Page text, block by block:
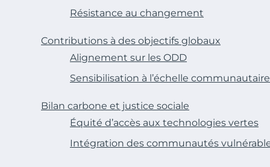
Résistance au changement
Contributions à des objectifs globaux
Alignement sur les ODD
Sensibilisation à l’échelle communautaire
Bilan carbone et justice sociale
Équité d’accès aux technologies vertes
Intégration des communautés